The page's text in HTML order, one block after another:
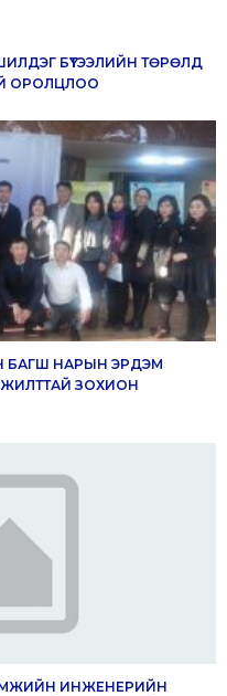
БҮТЭЭЛИЙН ТӨРӨЛД
ОРОЛЦЛОО
БАГШ НАРЫН ЭРДЭМ
ЗОХИОН
ИНЖЕНЕРИЙН